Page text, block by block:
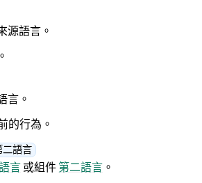
源語言。
言。
的行為。
二語言
言或組件第二語言 。